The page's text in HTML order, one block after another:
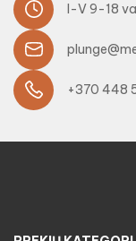
I-V 9-18
+370 448